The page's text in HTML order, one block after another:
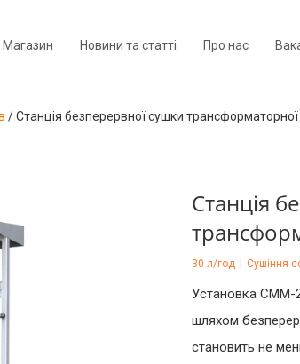
Магазин Новини та статті Про нас
/Станція безперервної сушки
Станція
30 л/год Сушіння
Установка СММ-
шляхом
становить не